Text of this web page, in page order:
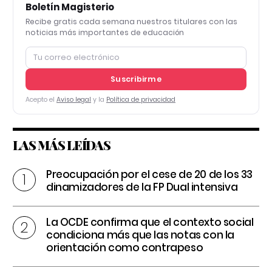
Boletín Magisterio
Recibe gratis cada semana nuestros titulares con las
noticias más importantes de educación
Suscribirme
Acepto el Aviso legal y la Política de privacidad
LAS MÁS LEÍDAS
Preocupación por el cese de 20 de los 33
dinamizadores de la FP Dual intensiva
La OCDE confirma que el contexto social
condiciona más que las notas con la
orientación como contrapeso